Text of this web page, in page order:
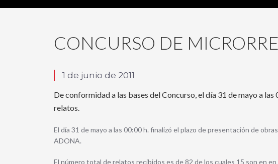
CONCURSO DE
1 de junio de 2011
De conformidad a las bases del Concurso, el día 31 de mayo a
relatos.
El día 31 de mayo a las 00:00 h. finalizó el plazo de presentación de
ADONA.
El número total de relatos recibidos es de 82 de los cuales 15 son en en